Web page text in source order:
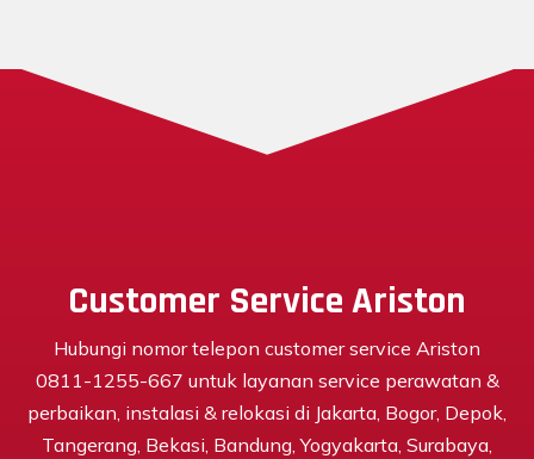
Customer Service Ariston
Hubungi nomor telepon customer service Ariston
0811-1255-667 untuk layanan service perawatan &
perbaikan, instalasi & relokasi di Jakarta, Bogor, Depok,
Tangerang, Bekasi, Bandung, Yogyakarta, Surabaya,